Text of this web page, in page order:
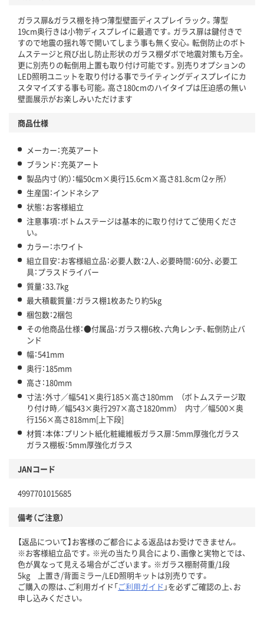
ガラス扉&ガラス棚を持つ薄型壁面ディスプレイラック。薄型
19cm奥行きは小物ディスプレイに最適です。ガラス扉は鍵付きで
すので地震の揺れ等で開いてしまう事も無く安心。転倒防止のボト
ムステージと飛び出し防止形状のガラス棚ダボで地震対策も万全。
更に別売りの転倒用上置も取り付け可能です。別売りオプションの
LED照明ユニットを取り付ける事でライティングディスプレイにカ
スタマイズする事も可能。高さ180cmのハイタイプは圧迫感の無い
壁面展示がお楽しみいただけます
商品仕様
メーカー：充英アート
ブランド：充英アート
製品内寸（約）：幅50cm×奥行15.6cm×高さ81.8cm（2ヶ所）
生産国：インドネシア
状態：お客様組立
注意事項：ボトムステージは基本的に取り付けてご使用くださ
い。
カラー：ホワイト
組立目安：お客様組立品：必要人数：2人、必要時間：60分、必要工
具：プラスドライバー
質量：33.7kg
最大積載質量：ガラス棚1枚あたり約5kg
梱包数：2梱包
その他商品仕様：●付属品：ガラス棚6枚、六角レンチ、転倒防止バ
ンド
幅：541mm
奥行：185mm
高さ：180mm
寸法：外寸／幅541×奥行185×高さ180mm （ボトムステージ取
り付け時／幅543×奥行297×高さ1820mm） 内寸／幅500×奥
行156×高さ818mm[上下段]
材質：本体：プリント紙化粧繊維板ガラス扉：5mm厚強化ガラス
ガラス棚板：5mm厚強化ガラス
JANコード
4997701015685
備考（ご注意）
【返品について】お客様のご都合による返品はお受けできません。
※お客様組立品です。※光の当たり具合により、画像と実物とでは、
色が異なって見える場合がございます。※ガラス棚耐荷重/1段
5kg 上置き/背面ミラー/LED照明キットは別売りです。
ご購入の際は、ご利用ガイド「ご利用ガイド 」を必ずご確認の上、お
申し込みください。